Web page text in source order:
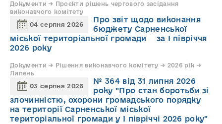
Документи → Проєкти рішень чергового засідання
виконавчого комітету
04 серпня 2026
Про звіт щодо виконання
бюджету Сарненської
міської територіальної громади за І півріччя
2026 року
Документи → Рішення виконавчого комітету → 2026 рік →
Липень
03 серпня 2026
№ 364 від 31 липня 2026
року "Про стан боротьби зі
злочинністю, охорони громадського порядку
на території Сарненської міської
територіальної громади у І півріччі 2026 року"